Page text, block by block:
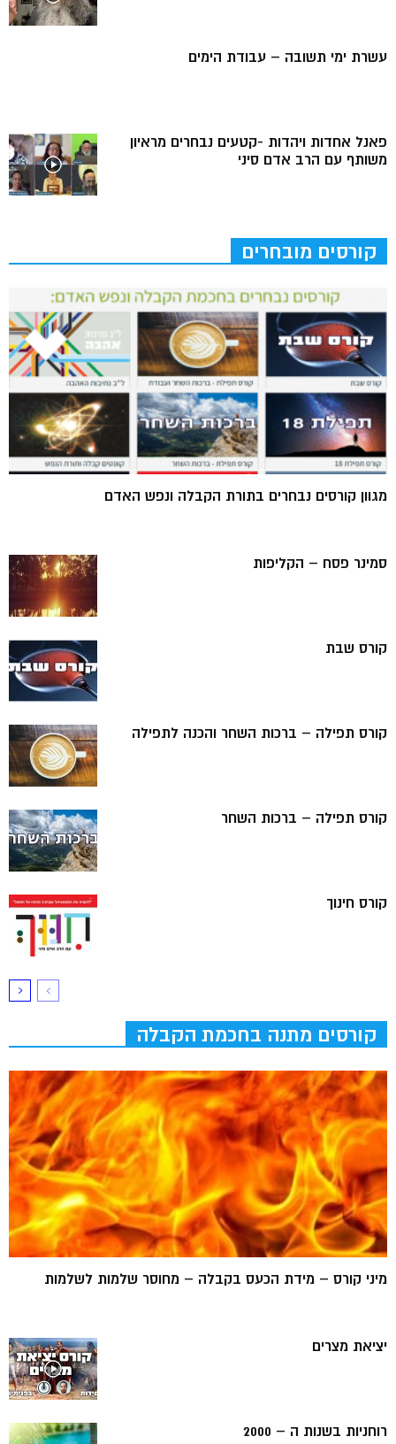
עשרת ימי תשובה – עבודת הימים
פאנל אחדות ויהדות -קטעים נבחרים מראיון
משותף עם הרב אדם סיני
קורסים מובחרים
מגוון קורסים נבחרים בתורת הקבלה ונפש האדם
סמינר פסח – הקליפות
קורס שבת
קורס תפילה – ברכות השחר והכנה לתפילה
קורס תפילה – ברכות השחר
קורס חינוך
קורסים מתנה בחכמת הקבלה
מיני קורס – מידת הכעס בקבלה – מחוסר שלמות לשלמות
יציאת מצרים
רוחניות בשנות ה – 2000